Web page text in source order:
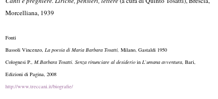
Morcelliana, 1939
Fonti
Bassoli Vincenzo, La poesia di Maria Barbara Tosatti,Milano, Gastaldi 1950
Colognesi P.,M.Barbara Tosatti. Senza rinunciare al desiderioin L’umana avventura , Bari,
Edizioni di Pagina, 2008
http://www.treccani.it/biografie/